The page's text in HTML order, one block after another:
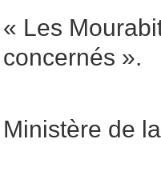
« Les
concernés ».
Ministère de